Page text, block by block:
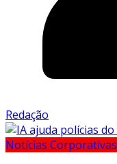
Redação
Notícias Corporativas